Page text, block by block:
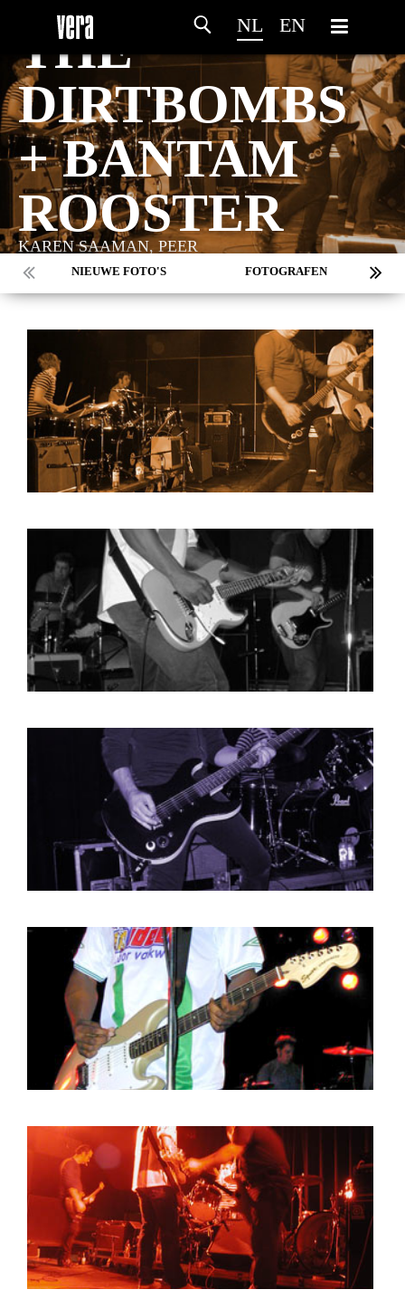
NL EN
WEDNESDAY 21 NOVEMBER - 2001
THE
DIRTBOMBS
+ BANTAM
ROOSTER
KAREN SAAMAN, PEER
NIEUWE FOTO'S FOTOGRAFEN
MARC DE KROSSE
MISCHA VEENEMA
JEROEN DEKKER
BOB DE VRIES
RICHARD POSTMA
SASKIA LUDDEN
ANNA HIEP
MARTSEN HUT
ARSEN TSKHAY
ERYN BOSMA
ESTHER
ELINE KAMMINGA
KAREN SAAMAN
ARNOUD HEIKENS